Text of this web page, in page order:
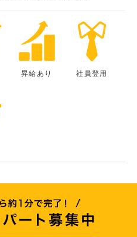
昇給あり 社員登用